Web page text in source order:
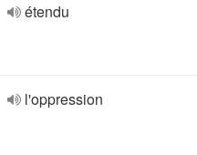
étendu
l'oppression